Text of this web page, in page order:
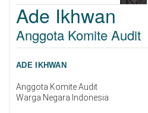
Ade Ikhwan
Anggota Komite Audit
ADE IKHWAN
Anggota Komite Audit
Warga Negara Indonesia